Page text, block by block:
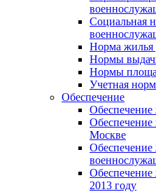
Социальная
Норма
Нормы
Нормы
Учетная
Обеспечение
Москве
2013 году